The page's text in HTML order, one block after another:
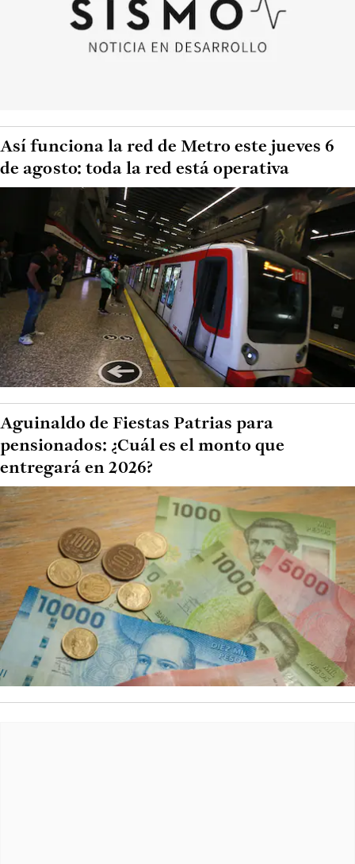
Así funciona la red de Metro este jueves 6
de agosto: toda la red está operativa
Aguinaldo de Fiestas Patrias para
pensionados: ¿Cuál es el monto que
entregará en 2026?